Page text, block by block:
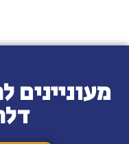
מעוניינים